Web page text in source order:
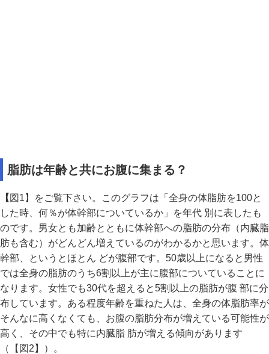
脂肪は年齢と共にお腹に集まる？
【 図1】をご覧下さい。このグラフは「全身の体脂肪を100と
した時、何％が体幹部についているか」を年代 別に表したも
のです。男女とも加齢とともに体幹部への脂肪の分布（内臓脂
肪も含む）がどんどん増えているのがわかるかと思います。体
幹部、というとほとん どが腹部です。50歳以上になると男性
では全身の脂肪のうち6割以上が主に腹部についていることに
なります。女性でも30代を超えると5割以上の脂肪が腹 部に分
布しています。ある程度年齢を重ねた人は、全身の体脂肪率が
そんなに高くなくても、お腹の脂肪分布が増えている可能性が
高く、その中でも特に内臓脂 肪が増える傾向があります
（【図2】）。